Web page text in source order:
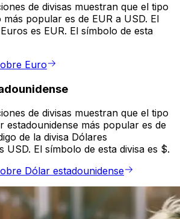
de divisas muestran que el tipo
popular es de EUR a USD. El
es EUR. El símbolo de esta
Euro
de divisas muestran que el tipo
estadounidense más popular es de
de la divisa Dólares
USD. El símbolo de esta divisa es $.
Dólar estadounidense